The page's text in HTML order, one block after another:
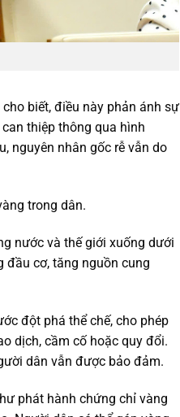
biết, điều này phản ánh sự
thiệp thông qua hình
nguyên nhân gốc rễ vẫn do
trong dân.
nước và thế giới xuống dưới
đầu cơ, tăng nguồn cung
đột phá thể chế, cho phép
dịch, cầm cố hoặc quy đổi.
dân vẫn được bảo đảm.
phát hành chứng chỉ vàng